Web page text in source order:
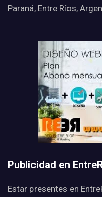
Paraná, Entre Ríos,
Publicidad en
Estar presentes en